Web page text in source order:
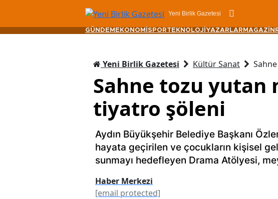
Yeni Birlik Gazetesi
GÜNDEM EKONOMİ SPORTEKNOLOJİ YAZARLAR MAGAZİN
Yeni Birlik Gazetesi Kültür Sanat
Sahne tozu yutan
tiyatro şöleni
Aydın Büyükşehir Belediye Başkanı
hayata geçirilen ve çocukların kişisel
sunmayı hedefleyen Drama Atölyesi,
Haber Merkezi
[email protected]